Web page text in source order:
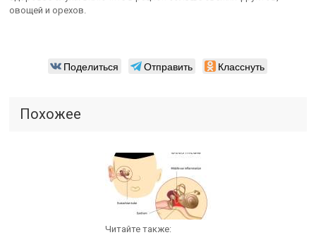
овощей и орехов.
Поделиться Отправить Класснуть
Похожее
Читайте также: